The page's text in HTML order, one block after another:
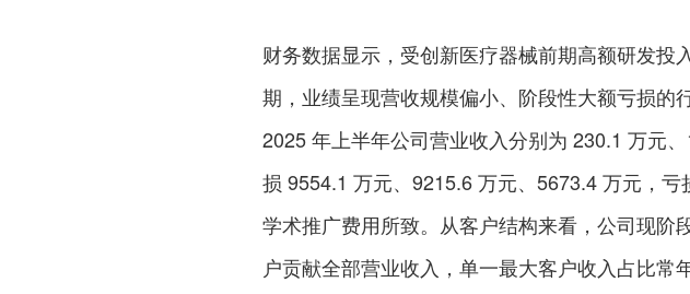
财务数据显示，受创新医疗器械前期高额研发投
期，业绩呈现营收规模偏小、阶段性大额亏损的
2025 年上半年公司营业收入分别为 230.1 万元
损 9554.1 万元、9215.6 万元、5673.4 万元，
学术推广费用所致。从客户结构来看，公司现阶
户贡献全部营业收入，单一最大客户收入占比常